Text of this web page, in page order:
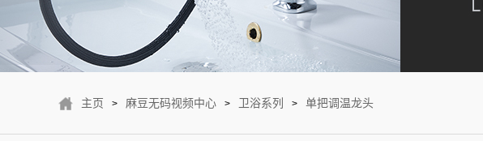
主页 > 麻豆无码视频中心 > 卫浴系列 > 单把调温龙头